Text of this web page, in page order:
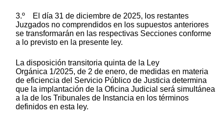
3.º El día 31 de diciembre de 2025, los restantes
Juzgados no comprendidos en los supuestos anteriores
se transformarán en las respectivas Secciones conforme
a lo previsto en la presente ley.
La disposición transitoria quinta de la Ley
Orgánica 1/2025, de 2 de enero, de medidas en materia
de eficiencia del Servicio Público de Justicia determina
que la implantación de la Oficina Judicial será simultánea
a la de los Tribunales de Instancia en los términos
definidos en esta ley.